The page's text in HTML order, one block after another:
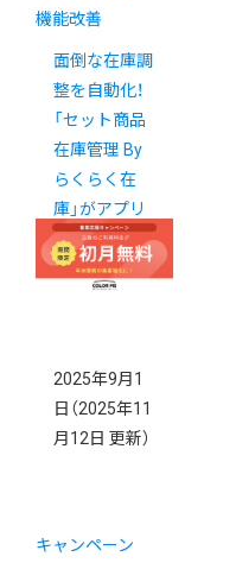
機能改善
面倒な在庫調
整を自動化！
「セット商品
在庫管理 By
らくらく在
庫」がアプリ
ストアに登場
2025年9月1
日 （2025年11
月12日 更新）
キャンペーン